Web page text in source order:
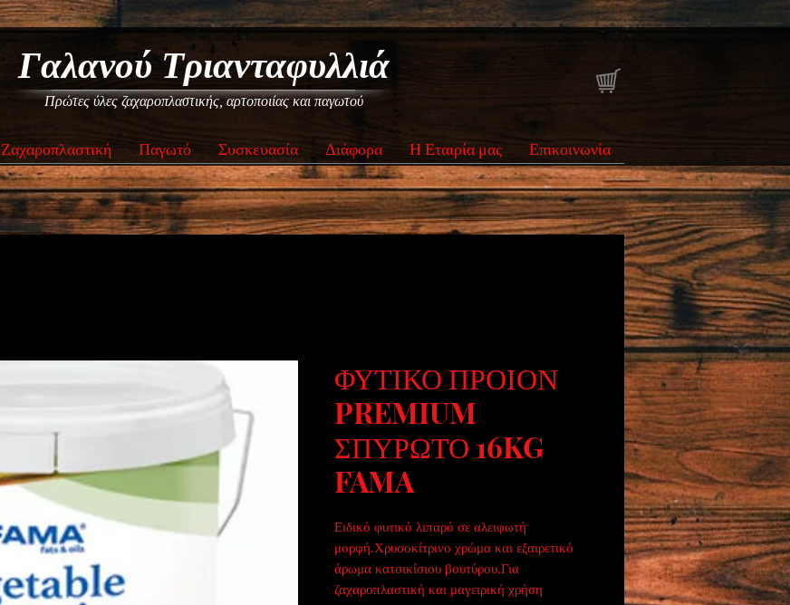
Γαλανού Τριανταφυλλιά
Πρώτες ύλες ζαχαροπλαστικής, αρτοποιίας και παγωτού
Ζαχαροπλαστική Παγωτό Συσκευασία Διάφορα Η Εταιρία μας Επικοινωνία
ΦΥΤΙΚΟ ΠΡΟΙΟΝ
PREMIUM
ΣΠΥΡΩΤΟ 16KG
FAMA
Ειδικό φυτικό λιπαρό σε αλειφωτή
μορφή.Χρυσοκίτρινο χρώμα και εξαιρετικό
άρωμα κατσικίσιου βουτύρου.Για
ζαχαροπλαστική και μαγειρική χρήση